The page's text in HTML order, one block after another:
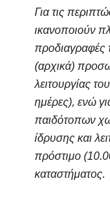
Για τις
ικανοποιούν
προδιαγραφές
(αρχικά)
λειτουργίας
ημέρες), ενώ
παιδότοπων
ίδρυσης και
πρόστιμο
καταστήματος.